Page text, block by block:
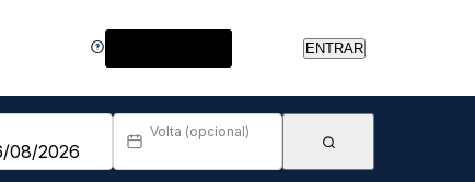
ENTRAR
Volta (opcional)